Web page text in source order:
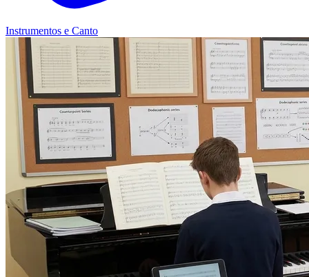
Instrumentos e Canto